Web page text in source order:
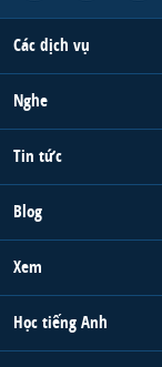
Các dịch vụ
Nghe
Tin tức
Blog
Xem
Học tiếng Anh